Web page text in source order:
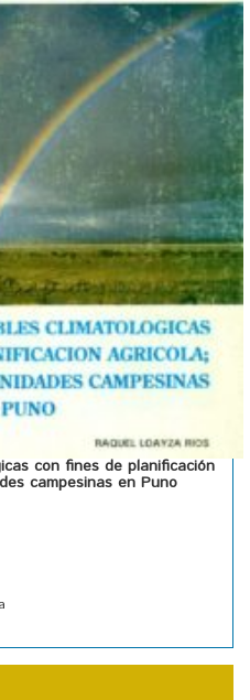
con fines de planificación
campesinas en Puno